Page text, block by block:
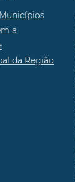
a
da Região